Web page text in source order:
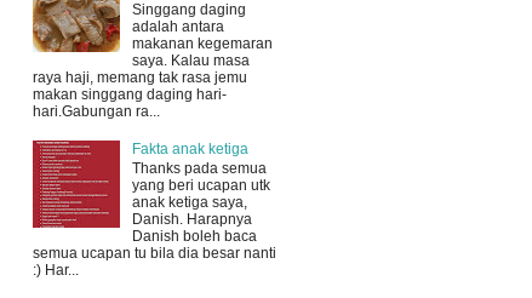
Singgang daging
adalah antara
makanan kegemaran
saya. Kalau masa
raya haji, memang tak rasa jemu
makan singgang daging hari-
hari.Gabungan ra...
Fakta anak ketiga
Thanks pada semua
yang beri ucapan utk
anak ketiga saya,
Danish. Harapnya
Danish boleh baca
semua ucapan tu bila dia besar nanti
:) Har...